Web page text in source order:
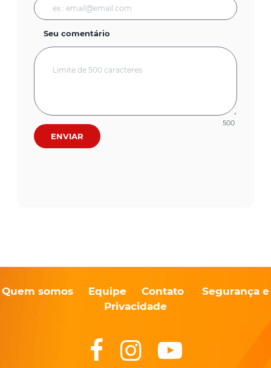
Seu comentário
500
ENVIAR
Quem somos Equipe Contato
Segurança e
Privacidade